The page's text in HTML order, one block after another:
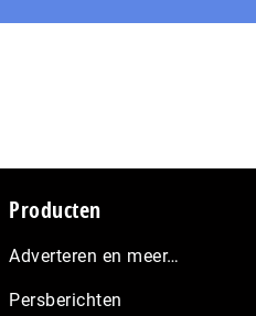
Producten
Adverteren en meer…
Persberichten